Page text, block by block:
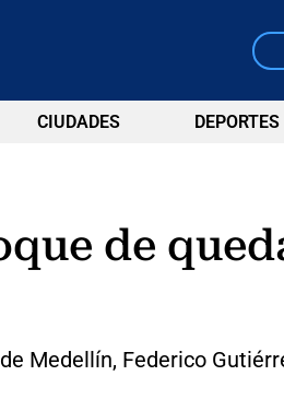
CIUDADES DEPORTES
de
Medellín, Federico